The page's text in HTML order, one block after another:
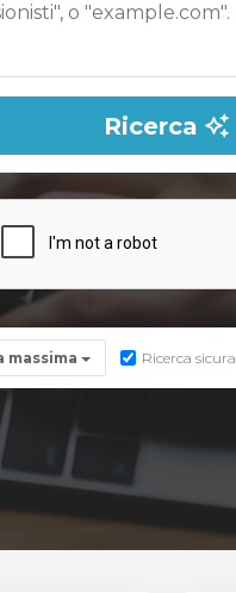
Ricerca
massima Ricerca sicura